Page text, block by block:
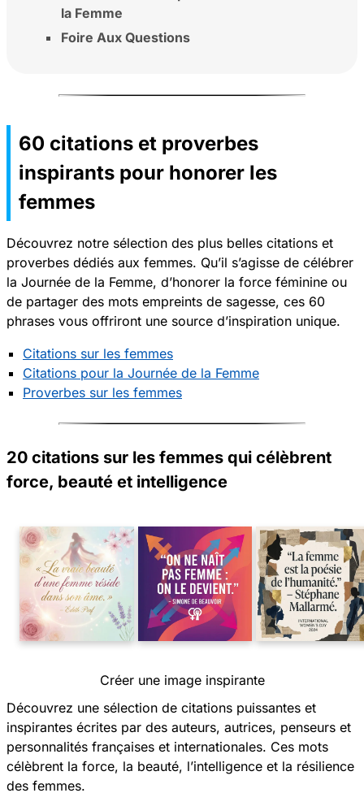
la Femme
Foire Aux Questions
60 citations et proverbes
inspirants pour honorer les
femmes
Découvrez notre sélection des plus belles citations et
proverbes dédiés aux femmes. Qu’il s’agisse de célébrer
la Journée de la Femme, d’honorer la force féminine ou
de partager des mots empreints de sagesse, ces 60
phrases vous offriront une source d’inspiration unique.
Citations sur les femmes
Citations pour la Journée de la Femme
Proverbes sur les femmes
20 citations sur les femmes qui célèbrent
force, beauté et intelligence
Créer une image inspirante
Découvrez une sélection de citations puissantes et
inspirantes écrites par des auteurs, autrices, penseurs et
personnalités françaises et internationales. Ces mots
célèbrent la force, la beauté, l’intelligence et la résilience
des femmes.